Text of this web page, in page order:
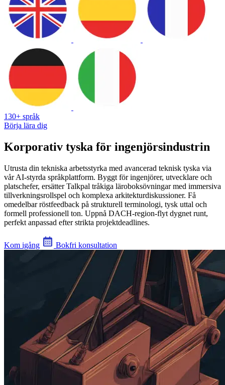
130+ språk
Börja lära dig
Korporativ tyska för ingenjörsindustrin
Utrusta din tekniska arbetsstyrka med avancerad teknisk tyska via
vår AI-styrda språkplattform. Byggt för ingenjörer, utvecklare och
platschefer, ersätter Talkpal tråkiga läroboksövningar med immersiva
tillverkningsrollspel och komplexa arkitekturdiskussioner. Få
omedelbar röstfeedback på strukturell terminologi, tysk uttal och
formell professionell ton. Uppnå DACH-region-flyt dygnet runt,
perfekt anpassad efter strikta projektdeadlines.
Kom igång Bokfri konsultation